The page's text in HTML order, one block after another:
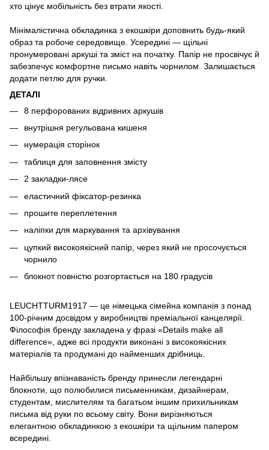
хто цінує мобільність без втрати якості.
Мінімалістична обкладинка з екошкіри доповнить будь-який
образ та робоче середовище. Усередині — щільні
пронумеровані аркуші та зміст на початку. Папір не просвічує й
забезпечує комфортне письмо навіть чорнилом. Залишається
додати петлю для ручки.
ДЕТАЛІ
8 перфорованих відривних аркушів
внутрішня регульована кишеня
нумерація сторінок
таблиця для заповнення змісту
2 закладки-лясе
еластичний фіксатор-резинка
прошите переплетення
наліпки для маркування та архівування
цупкий високоякісний папір, через який не просочується
чорнило
блокнот повністю розгортається на 180 градусів
LEUCHTTURM1917 — це німецька сімейна компанія з понад
100-річним досвідом у виробництві преміальної канцелярії.
Філософія бренду закладена у фразі «Details make all
difference», адже всі продукти виконані з високоякісних
матеріалів та продумані до найменших дрібниць.
Найбільшу впізнаваність бренду принесли легендарні
блокноти, що полюбилися письменникам, дизайнерам,
студентам, мислителям та багатьом іншим прихильникам
письма від руки по всьому світу. Вони вирізняються
елегантною обкладинкою з екошкіри та щільним папером
всередині.